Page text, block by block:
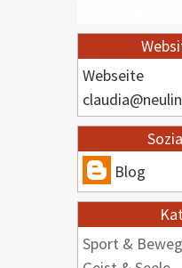
Webseite
Blog
Sport &